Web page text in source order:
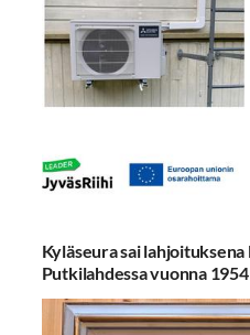
Kyläseura sai
Putkilahdessa vuonna